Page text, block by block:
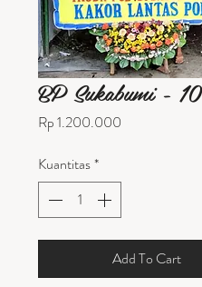
BP Sukabumi - 10
Rp 1.200.000
Kuantitas*
Add To Cart